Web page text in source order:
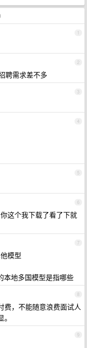
1
2
聘需求差不多
3
4
5
6
这个我下载了看了下就
7
模型
本地多国模型是指哪些
8
费，不能随意浪费面试人
9